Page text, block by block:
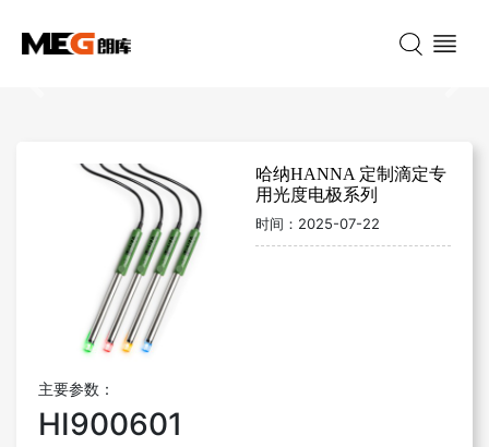
哈纳HANNA 定制滴定专
用光度电极系列
时间： 2025-07-22
主要参数：
HI900601